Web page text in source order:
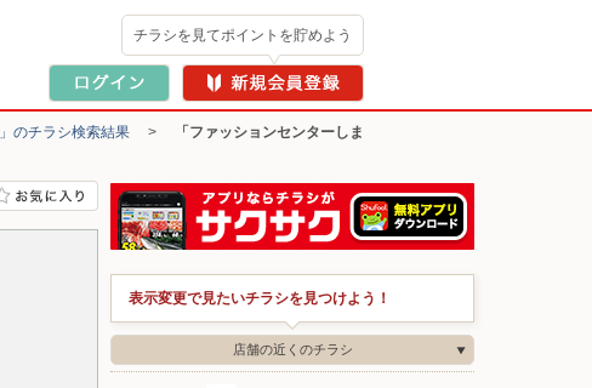
チラシを見てポイントを貯めよう
のチラシ検索結果 >
「ファッションセンターしま
表示変更で見たいチラシを見つけよう！
店舗の近くのチラシ